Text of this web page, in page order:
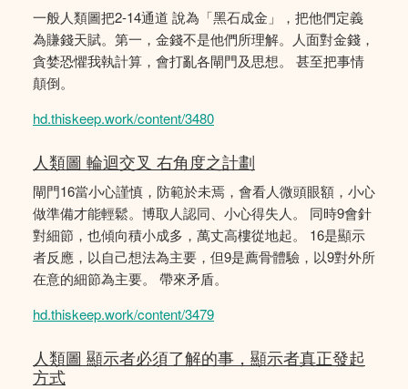
一般人類圖把2-14通道 說為「黑石成金」，把他們定義
為賺錢天賦。第一，金錢不是他們所理解。人面對金錢，
貪婪恐懼我執計算，會打亂各閘門及思想。 甚至把事情
顛倒。
hd.thiskeep.work/content/3480
人類圖 輪迴交叉 右角度之計劃
閘門16當小心謹慎，防範於未焉，會看人微頭眼額，小心
做準備才能輕鬆。博取人認同、小心得失人。 同時9會針
對細節，也傾向積小成多，萬丈高樓從地起。 16是顯示
者反應，以自己想法為主要，但9是薦骨體驗，以9對外所
在意的細節為主要。 帶來矛盾。
hd.thiskeep.work/content/3479
人類圖 顯示者必須了解的事，顯示者真正發起
方式